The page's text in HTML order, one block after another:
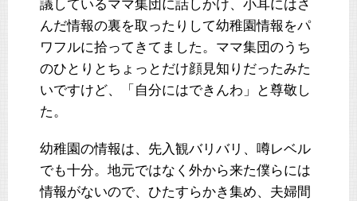
議しているママ集団に話しかけ、小耳にはさ
んだ情報の裏を取ったりして幼稚園情報をパ
ワフルに拾ってきてました。ママ集団のうち
のひとりとちょっとだけ顔見知りだったみた
いですけど、「自分にはできんわ」と尊敬し
た。
幼稚園の情報は、先入観バリバリ、噂レベル
でも十分。地元ではなく外から来た僕らには
情報がないので、ひたすらかき集め、夫婦間